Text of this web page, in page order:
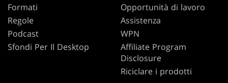
Formati
Regole
Podcast
Sfondi Per Il Desktop
Opportunità di lavoro
Assistenza
WPN
Affiliate Program
Disclosure
Riciclare i prodotti